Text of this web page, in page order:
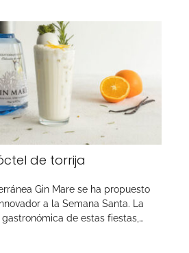
de torrija
Gin Mare se ha propuesto
a la Semana Santa. La
de estas fiestas,…